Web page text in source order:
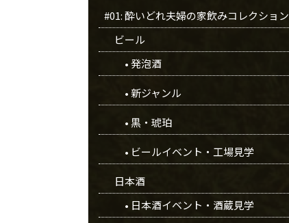
#01: 酔いどれ夫婦の家飲みコレクション
ビール
• 発泡酒
• 新ジャンル
• 黒・琥珀
• ビールイベント・工場見学
日本酒
• 日本酒イベント・酒蔵見学